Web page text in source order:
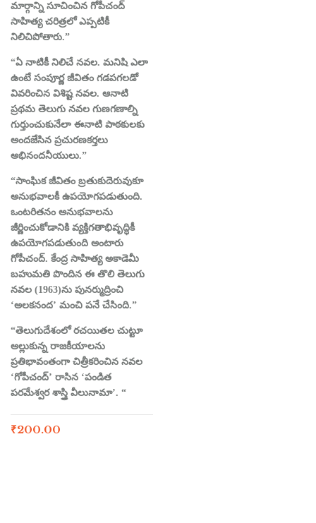
మార్గాన్ని సూచించిన గోపీచంద్
సాహిత్య చరిత్రలో ఎప్పటికీ
నిలిచిపోతారు.”
“ఏ నాటికీ నిలిచే నవల. మనిషి ఎలా
ఉంటే సంపూర్ణ జీవితం గడపగలడో
వివరించిన విశిష్ట నవల. ఆనాటి
ప్రథమ తెలుగు నవల గుణగణాల్ని
గుర్తుంచుకునేలా ఈనాటి పాఠకులకు
అందజేసిన ప్రచురణకర్తలు
అభినందనీయులు.”
“సాంఘిక జీవితం బ్రతుకుదెరువుకూ
అనుభవాలకీ ఉపయోగపడుతుంది.
ఒంటరితనం అనుభవాలను
జీర్ణించుకోడానికి వ్యక్తిగతాభివృద్ధికీ
ఉపయోగపడుతుంది అంటారు
గోపీచంద్. కేంద్ర సాహిత్య అకాడెమీ
బహుమతి పొందిన ఈ తొలి తెలుగు
నవల (1963)ను పునర్ముద్రించి
‘అలకనంద’ మంచి పనే చేసింది.”
“తెలుగుదేశంలో రచయితల చుట్టూ
అల్లుకున్న రాజకీయాలను
ప్రతిభావంతంగా చిత్రీకరించిన నవల
‘గోపీచంద్’ రాసిన ‘పండిత
పరమేశ్వర శాస్త్రి వీలునామా’. “
₹200.00